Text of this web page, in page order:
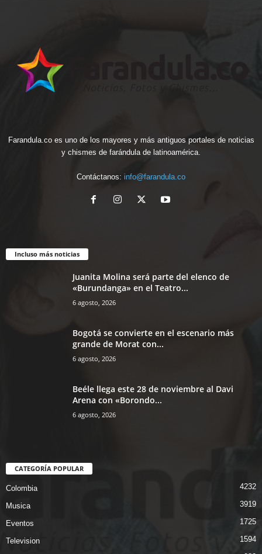
Farandula.co es uno de los mayores y más antiguos portales de noticias
y chismes de farándula de latinoamérica.
Contáctanos: info@farandula.co
Incluso más noticias
Juanita Molina será parte del elenco de
«Burundanga» en el Teatro...
6 agosto, 2026
Bogotá se convierte en el escenario más
grande de Morat con...
6 agosto, 2026
Beéle llega este 28 de noviembre al Davi
Arena con «Borondo...
6 agosto, 2026
CATEGORÍA POPULAR
Colombia 4232
Musica 3919
Eventos 1725
Television 1594